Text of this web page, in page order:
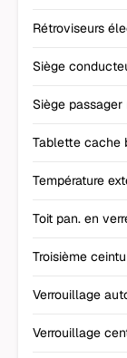
Rétroviseurs
Siège
Siège
Tablette cache
Température
Toit pan. en
Troisième
Verrouillage
Verrouillage